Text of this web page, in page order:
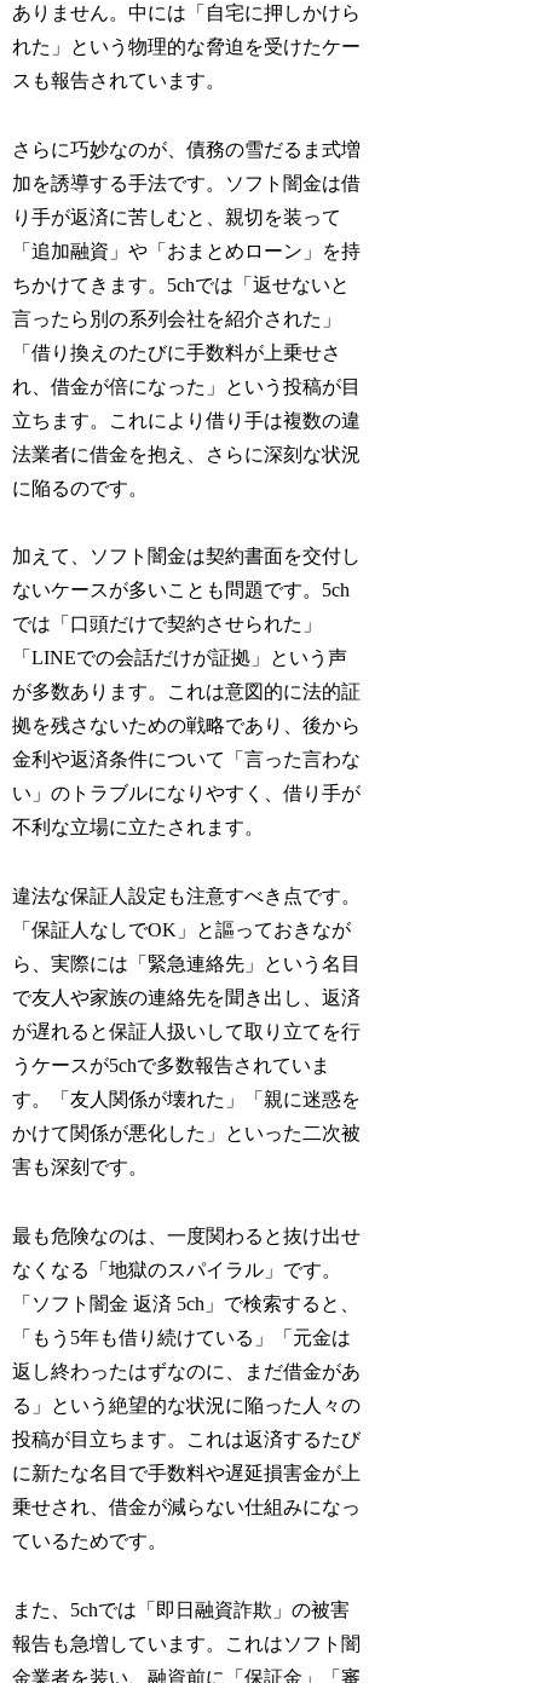
ありません。中には「自宅に押しかけら
れた」という物理的な脅迫を受けたケー
スも報告されています。
さらに巧妙なのが、債務の雪だるま式増
加を誘導する手法です。ソフト闇金は借
り手が返済に苦しむと、親切を装って
「追加融資」や「おまとめローン」を持
ちかけてきます。5chでは「返せないと
言ったら別の系列会社を紹介された」
「借り換えのたびに手数料が上乗せさ
れ、借金が倍になった」という投稿が目
立ちます。これにより借り手は複数の違
法業者に借金を抱え、さらに深刻な状況
に陥るのです。
加えて、ソフト闇金は契約書面を交付し
ないケースが多いことも問題です。5ch
では「口頭だけで契約させられた」
「LINEでの会話だけが証拠」という声
が多数あります。これは意図的に法的証
拠を残さないための戦略であり、後から
金利や返済条件について「言った言わな
い」のトラブルになりやすく、借り手が
不利な立場に立たされます。
違法な保証人設定も注意すべき点です。
「保証人なしでOK」と謳っておきなが
ら、実際には「緊急連絡先」という名目
で友人や家族の連絡先を聞き出し、返済
が遅れると保証人扱いして取り立てを行
うケースが5chで多数報告されていま
す。「友人関係が壊れた」「親に迷惑を
かけて関係が悪化した」といった二次被
害も深刻です。
最も危険なのは、一度関わると抜け出せ
なくなる「地獄のスパイラル」です。
「ソフト闇金 返済 5ch」で検索すると、
「もう5年も借り続けている」「元金は
返し終わったはずなのに、まだ借金があ
る」という絶望的な状況に陥った人々の
投稿が目立ちます。これは返済するたび
に新たな名目で手数料や遅延損害金が上
乗せされ、借金が減らない仕組みになっ
ているためです。
また、5chでは「即日融資詐欺」の被害
報告も急増しています。これはソフト闇
金業者を装い、融資前に「保証金」「審